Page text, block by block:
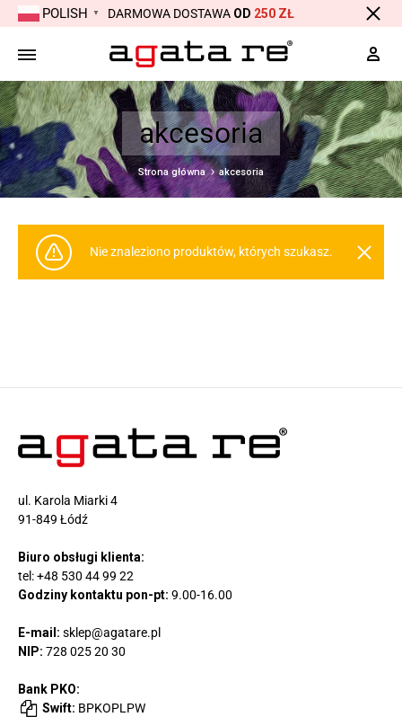
POLISH ▼ DARMOWA DOSTAWA OD 250 ZŁ
akcesoria
Strona główna akcesoria
Nie znaleziono produktów, których szukasz.
ul. Karola Miarki 4
91-849 Łódź
Biuro obsługi klienta:
tel:+48 530 44 99 22
Godziny kontaktu pon-pt: 9.00-16.00
E-mail: sklep@agatare.pl
NIP: 728 025 20 30
Bank PKO:
Swift: BPKOPLPW